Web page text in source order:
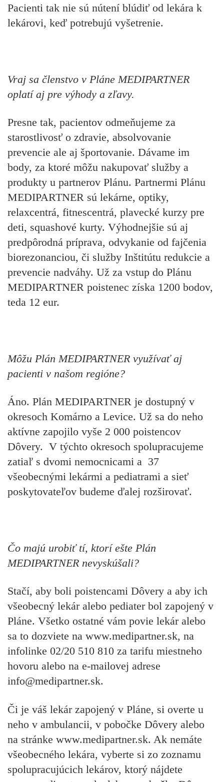
Pacienti tak nie sú nútení blúdiť od lekára k
lekárovi, keď potrebujú vyšetrenie.
Vraj sa členstvo v Pláne MEDIPARTNER
oplatí aj pre výhody a zľavy.
Presne tak, pacientov odmeňujeme za
starostlivosť o zdravie, absolvovanie
prevencie ale aj športovanie. Dávame im
body, za ktoré môžu nakupovať služby a
produkty u partnerov Plánu. Partnermi Plánu
MEDIPARTNER sú lekárne, optiky,
relaxcentrá, fitnescentrá, plavecké kurzy pre
deti, squashové kurty. Výhodnejšie sú aj
predpôrodná príprava, odvykanie od fajčenia
biorezonanciou, či služby Inštitútu redukcie a
prevencie nadváhy. Už za vstup do Plánu
MEDIPARTNER poistenec získa 1200 bodov,
teda 12 eur.
Môžu Plán MEDIPARTNER využívať aj
pacienti v našom regióne?
Áno. Plán MEDIPARTNER je dostupný v
okresoch Komárno a Levice. Už sa do neho
aktívne zapojilo vyše 2 000 poistencov
Dôvery. V týchto okresoch spolupracujeme
zatiaľ s dvomi nemocnicami a 37
všeobecnými lekármi a pediatrami a sieť
poskytovateľov budeme ďalej rozširovať.
Čo majú urobiť tí, ktorí ešte Plán
MEDIPARTNER nevyskúšali?
Stačí, aby boli poistencami Dôvery a aby ich
všeobecný lekár alebo pediater bol zapojený v
Pláne. Všetko ostatné vám povie lekár alebo
sa to dozviete na www.medipartner.sk, na
infolinke 02/20 510 810 za tarifu miestneho
hovoru alebo na e-mailovej adrese
info@medipartner.sk.
Či je váš lekár zapojený v Pláne, si overte u
neho v ambulancii, v pobočke Dôvery alebo
na stránke www.medipartner.sk. Ak nemáte
všeobecného lekára, vyberte si zo zoznamu
spolupracujúcich lekárov, ktorý nájdete